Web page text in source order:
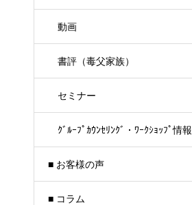
動画
書評（毒父家族）
セミナー
ｸﾞﾙｰﾌﾟｶｳﾝｾﾘﾝｸﾞ・ﾜｰｸｼｮｯﾌﾟ情報
■ お客様の声
■ コラム